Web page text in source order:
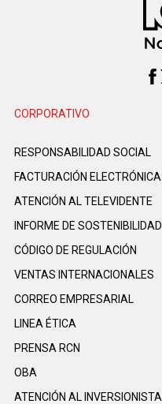
CORPORATIVO
RESPONSABILIDAD SOCIAL
FACTURACIÓN ELECTRÓNICA
ATENCIÓN AL TELEVIDENTE
INFORME DE SOSTENIBILIDAD
CÓDIGO DE REGULACIÓN
VENTAS INTERNACIONALES
CORREO EMPRESARIAL
LINEA ÉTICA
PRENSA RCN
OBA
ATENCIÓN AL INVERSIONISTA